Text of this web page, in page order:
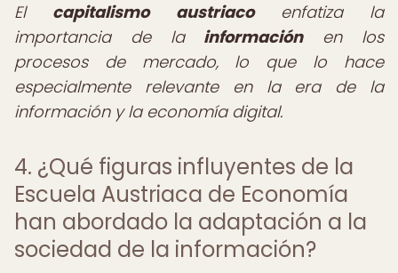
El capitalismo austriacoenfatiza la
importancia de la informaciónen los
procesos de mercado, lo que lo hace
especialmente relevante en la era de la
información y la economía digital.
4. ¿Qué figuras influyentes de la
Escuela Austriaca de Economía
han abordado la adaptación a la
sociedad de la información?